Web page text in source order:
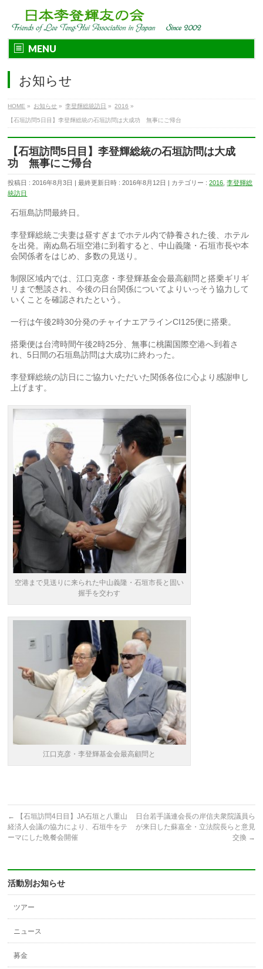
MENU
お知らせ
HOME » お知らせ » 李登輝総統訪日 » 2016 »
【石垣訪問5日目】李登輝総統の石垣訪問は大成功 無事にご帰台
【石垣訪問5日目】李登輝総統の石垣訪問は大成
功 無事にご帰台
投稿日 : 2016年8月3日 最終更新日時 : 2016年8月12日 カテゴリー :2016 ,李登輝総
統訪日
石垣島訪問最終日。
李登輝総統ご夫妻は昼すぎまでホテル内で静養された後、ホテル
を出発。南ぬ島石垣空港に到着すると、中山義隆・石垣市長や本
会関係者をはじめ、多数の見送り。
制限区域内では、江口克彦・李登輝基金会最高顧問と搭乗ギリギ
リまで懇談され、今後の日台関係についてよりいっそう協力して
いくことを確認されたという。
一行は午後2時30分発のチャイナエアラインCI125便に搭乗。
搭乗便は台湾時間午後2時25分、無事に桃園国際空港へ到着さ
れ、5日間の石垣島訪問は大成功に終わった。
李登輝総統の訪日にご協力いただいた関係各位に心より感謝申し
上げます。
空港まで見送りに来られた中山義隆・石垣市長と固い
握手を交わす
江口克彦・李登輝基金会最高顧問と
←
【石垣訪問4日目】JA石垣と八重山
経済人会議の協力により、石垣牛をテ
ーマにした晩餐会開催
日台若手議連会長の岸信夫衆院議員ら
が来日した蘇嘉全・立法院長らと意見
交換 →
活動別お知らせ
ツアー
ニュース
募金